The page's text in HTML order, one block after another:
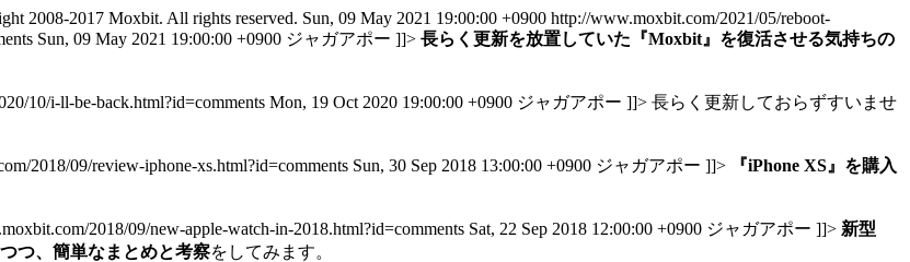
2008-2017 Moxbit. All rights reserved. Sun, 09 May 2021 19:00:00 +0900 http://www.moxbit.com/2021/05/reboot-
Sun, 09 May 2021 19:00:00 +0900 ジャガアポー ]]> 長らく更新を放置していた『Moxbit』を復活させる気持ちの
10/i-ll-be-back.html?id=comments Mon, 19 Oct 2020 19:00:00 +0900 ジャガアポー ]]> 長らく更新しておらずすいませ
2018/09/review-iphone-xs.html?id=comments Sun, 30 Sep 2018 13:00:00 +0900 ジャガアポー ]]>
『iPhone XS』を購入
2018/09/new-apple-watch-in-2018.html?id=comments Sat, 22 Sep 2018 12:00:00 +0900 ジャガアポー ]]> 新型
つ、簡単なまとめと考察をしてみます。